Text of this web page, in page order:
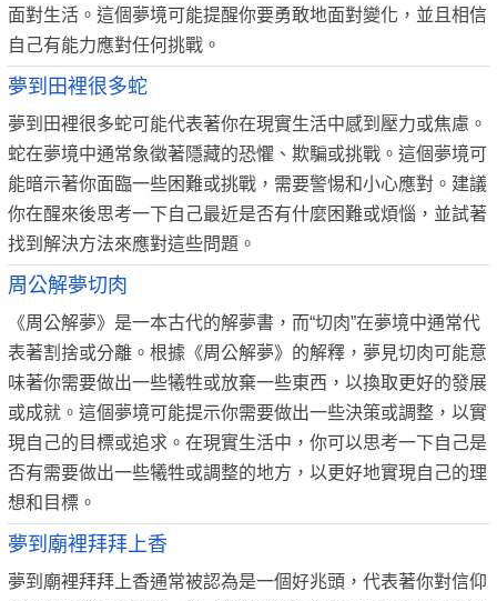
面對生活。這個夢境可能提醒你要勇敢地面對變化，並且相信
自己有能力應對任何挑戰。
夢到田裡很多蛇
夢到田裡很多蛇可能代表著你在現實生活中感到壓力或焦慮。
蛇在夢境中通常象徵著隱藏的恐懼、欺騙或挑戰。這個夢境可
能暗示著你面臨一些困難或挑戰，需要警惕和小心應對。建議
你在醒來後思考一下自己最近是否有什麼困難或煩惱，並試著
找到解決方法來應對這些問題。
周公解夢切肉
《周公解夢》是一本古代的解夢書，而“切肉”在夢境中通常代
表著割捨或分離。根據《周公解夢》的解釋，夢見切肉可能意
味著你需要做出一些犧牲或放棄一些東西，以換取更好的發展
或成就。這個夢境可能提示你需要做出一些決策或調整，以實
現自己的目標或追求。在現實生活中，你可以思考一下自己是
否有需要做出一些犧牲或調整的地方，以更好地實現自己的理
想和目標。
夢到廟裡拜拜上香
夢到廟裡拜拜上香通常被認為是一個好兆頭，代表著你對信仰